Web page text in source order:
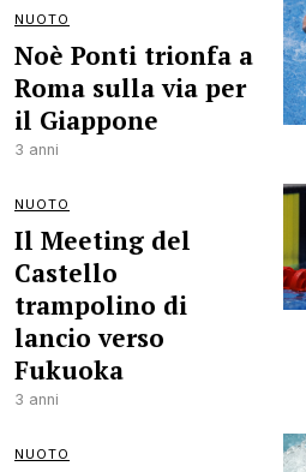
NUOTO
Noè Ponti trionfa a
Roma sulla via per
il Giappone
3 anni
NUOTO
Il Meeting del
Castello
trampolino di
lancio verso
Fukuoka
3 anni
NUOTO